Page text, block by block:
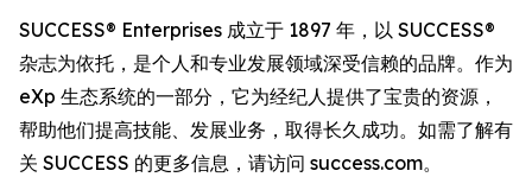
SUCCESS® Enterprises 成立于 1897 年，以 SUCCESS®
杂志为依托，是个人和专业发展领域深受信赖的品牌。作为
eXp 生态系统的一部分，它为经纪人提供了宝贵的资源，
帮助他们提高技能、发展业务，取得长久成功。如需了解有
关 SUCCESS 的更多信息，请访问 success.com。